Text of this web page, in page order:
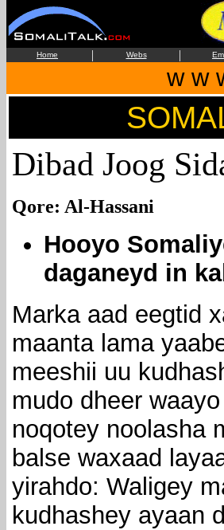
Home | Webs |
w w
Dibad Joog
Qore: Al-Hassani
Hooyo
daganeyd in
Marka aad eegtid
maanta lama
meeshii uu
mudo dheer
noqotey noolasha
balse waxaad
yirahdo: Waligey
kudhashey ayaan